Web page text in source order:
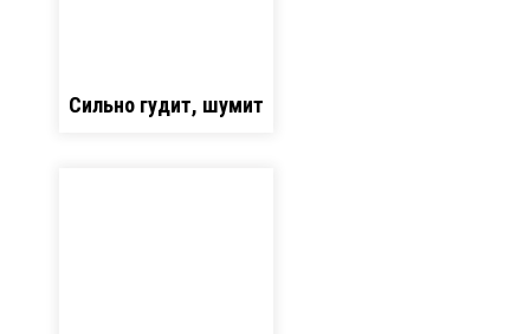
Сильно гудит, шумит